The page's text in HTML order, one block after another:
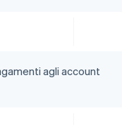
agli account